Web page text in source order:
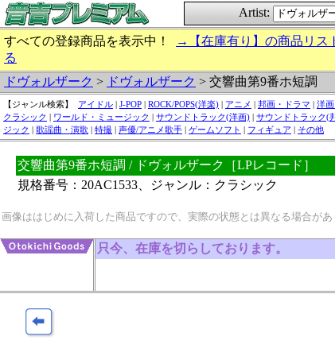
Artist:
すべての登録商品を表示中！
→【在庫有り】の商品リス
る
ドヴォルザーク > ドヴォルザーク > 交響曲第9番ホ短調
【ジャンル検索】 アイドル | J-POP | ROCK/POPS(洋楽) | アニメ | 邦画・ドラマ | 洋
クラシック | ワールド・ミュージック | サウンドトラック(洋画) | サウンドトラック(
ジック | 歌謡曲・演歌 | 特撮 | 声優/アニメ歌手 | ゲームソフト | フィギュア | その他
交響曲第9番ホ短調 / ドヴォルザーク［LPレコード］
規格番号：20AC1533、ジャンル：クラシック
画像ははじめに入荷した商品ですので、実際の状態とは異なる場合があ
只今、在庫を切らしております。